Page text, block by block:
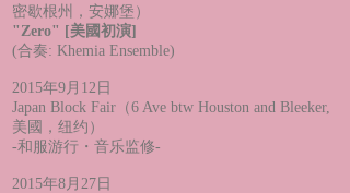
密歇根州，安娜堡）
"Zero" [美國初演]
(合奏: Khemia Ensemble)
2015年9月12日
Japan Block Fair（6 Ave btw Houston and Bleeker,
美國，纽约）
-和服游行・音乐监修-
2015年8月27日